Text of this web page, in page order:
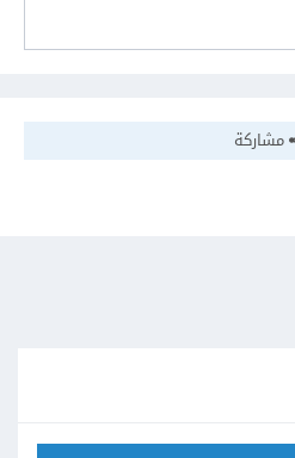
مشاركة